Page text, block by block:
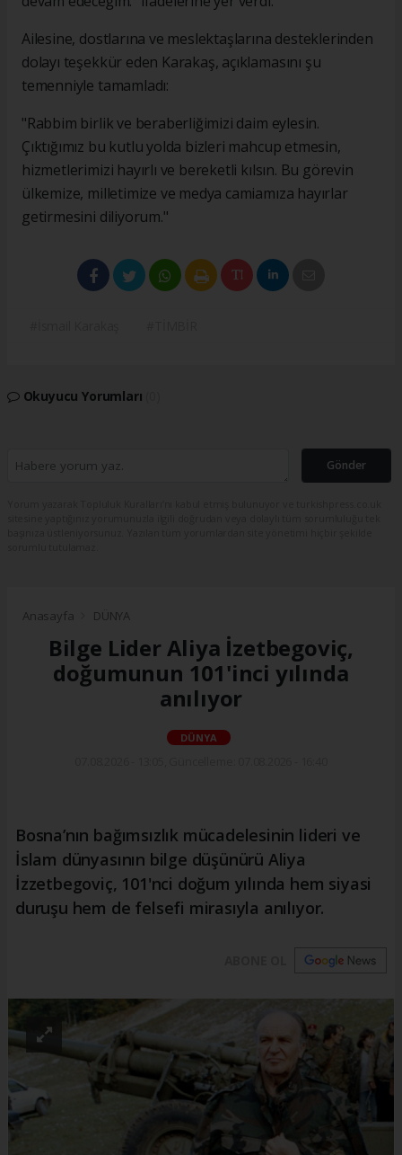
Ailesine, dostlarına ve meslektaşlarına desteklerinden
dolayı teşekkür eden Karakaş, açıklamasını şu
temenniyle tamamladı:
"Rabbim birlik ve beraberliğimizi daim eylesin.
Çıktığımız bu kutlu yolda bizleri mahcup etmesin,
hizmetlerimizi hayırlı ve bereketli kılsın. Bu görevin
ülkemize, milletimize ve medya camiamıza hayırlar
getirmesini diliyorum."
Okuyucu Yorumları
Gönder
Anasayfa DÜNYA
Bilge Lider Aliya İzetbegoviç,
doğumunun 101'inci yılında
anılıyor
DÜNYA
Bosna’nın bağımsızlık mücadelesinin lideri ve
İslam dünyasının bilge düşünürü Aliya
İzzetbegoviç, 101'nci doğum yılında hem siyasi
duruşu hem de felsefi mirasıyla anılıyor.